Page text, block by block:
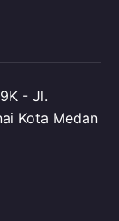
- Jl.
Kota Medan